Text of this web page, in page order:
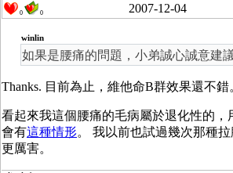
0 0 2007-12-04
winlin
如果是腰痛的問題，小弟誠心誠意建
Thanks. 目前為止，維他命B群效果還不錯
看起來我這個腰痛的毛病屬於退化性的，
會有這種情形。 我以前也試過幾次那種
更厲害。